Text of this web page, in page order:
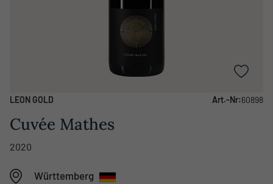
LEON GOLD Art.-Nr:60898
Cuvée Mathes
2020
Württemberg